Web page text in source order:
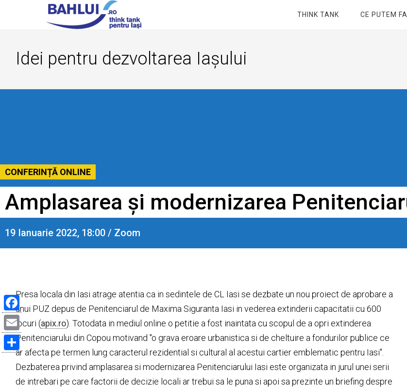
THINK TANK CE PUTEM
Idei pentru dezvoltarea Iașului
CONFERINȚĂ ONLINE
Amplasarea și modernizarea
19 Ianuarie 2022, 18:00 / Zoom
Presa locala din Iasi atrage atentia ca in sedintele de CL Iasi se dezbate un nou proiect de aprobare a
unui PUZ depus de Penitenciarul de Maxima Siguranta Iasi in vederea extinderii capacitatii cu 600
locuri (apix.ro). Totodata in mediul online o petitie a fost inaintata cu scopul de a opri extinderea
Penitenciarului din Copou motivand "o grava eroare urbanistica si de cheltuire a fondurilor publice ce
ar afecta pe termen lung caracterul rezidential si cultural al acestui cartier emblematic pentru Iasi".
Dezbaterea privind amplasarea si modernizarea Penitenciarului Iasi este organizata in jurul unei serii
de intrebari pe care factorii de decizie locali ar trebui sa le puna si apoi sa prezinte un briefing despre
Facebook
Email
Share